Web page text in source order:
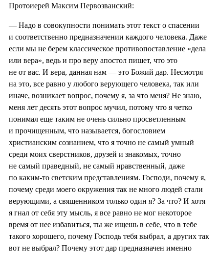
Протоиерей Максим Первозванский:
— Надо в совокупности понимать этот текст о спасении
и соответственно предназначении каждого человека. Даже
если мы не берем классическое противопоставление «дела
или вера», ведь и про веру апостол пишет, что это
не от вас. И вера, данная нам — это Божий дар. Несмотря
на это, все равно у любого верующего человека, так или
иначе, возникает вопрос, почему я, за что меня? Не знаю,
меня лет десять этот вопрос мучил, потому что я четко
понимал еще таким не очень сильно просветленным
и прочищенным, что называется, богословием
христианским сознанием, что я точно не самый умный
среди моих сверстников, друзей и знакомых, точно
не самый праведный, не самый нравственный, даже
по каким-то светским представлениям. Господи, почему я,
почему среди моего окружения так не много людей стали
верующими, а священником только один я? За что? И хотя
я гнал от себя эту мысль, я все равно не мог некоторое
время от нее избавиться, ты же ищешь в себе, что в тебе
такого хорошего, почему Господь тебя выбрал, а других так
вот не выбрал? Почему этот дар предназначен именно